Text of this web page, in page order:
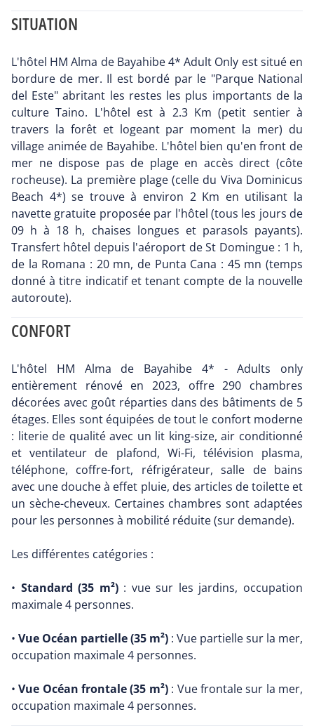
SITUATION
L'hôtel HM Alma de Bayahibe 4* Adult Only est situé en
bordure de mer. Il est bordé par le "Parque National
del Este" abritant les restes les plus importants de la
culture Taino. L'hôtel est à 2.3 Km (petit sentier à
travers la forêt et logeant par moment la mer) du
village animée de Bayahibe. L'hôtel bien qu'en front de
mer ne dispose pas de plage en accès direct (côte
rocheuse). La première plage (celle du Viva Dominicus
Beach 4*) se trouve à environ 2 Km en utilisant la
navette gratuite proposée par l'hôtel (tous les jours de
09 h à 18 h, chaises longues et parasols payants).
Transfert hôtel depuis l'aéroport de St Domingue : 1 h,
de la Romana : 20 mn, de Punta Cana : 45 mn (temps
donné à titre indicatif et tenant compte de la nouvelle
autoroute).
CONFORT
L'hôtel HM Alma de Bayahibe 4* - Adults only
entièrement rénové en 2023, offre 290 chambres
décorées avec goût réparties dans des bâtiments de 5
étages. Elles sont équipées de tout le confort moderne
: literie de qualité avec un lit king-size, air conditionné
et ventilateur de plafond, Wi-Fi, télévision plasma,
téléphone, coffre-fort, réfrigérateur, salle de bains
avec une douche à effet pluie, des articles de toilette et
un sèche-cheveux. Certaines chambres sont adaptées
pour les personnes à mobilité réduite (sur demande).
Les différentes catégories :
• Standard (35 m²): vue sur les jardins, occupation
maximale 4 personnes.
• Vue Océan partielle (35 m²) : Vue partielle sur la mer,
occupation maximale 4 personnes.
•Vue Océan frontale (35 m²): Vue frontale sur la mer,
occupation maximale 4 personnes.